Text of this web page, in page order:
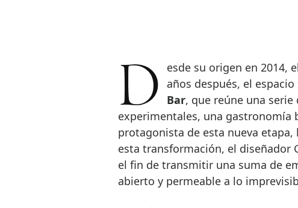
Desde su origen en 2014,
años después, el
Bar, que reúne una
experimentales, una gastronomía
protagonista de esta nueva
esta transformación, el diseñador
el fin de transmitir una suma de
abierto y permeable a lo